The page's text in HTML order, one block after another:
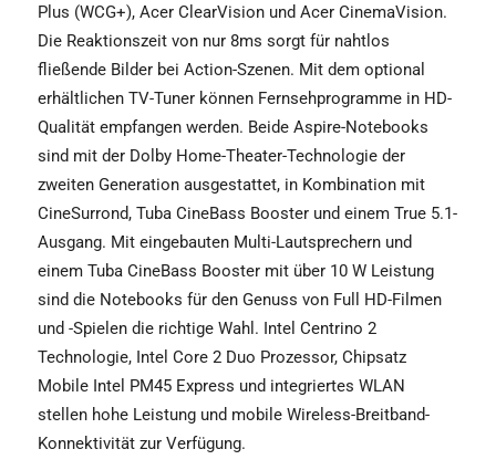
Plus (WCG+), Acer ClearVision und Acer CinemaVision.
Die Reaktionszeit von nur 8ms sorgt für nahtlos
fließende Bilder bei Action-Szenen. Mit dem optional
erhältlichen TV-Tuner können Fernsehprogramme in HD-
Qualität empfangen werden. Beide Aspire-Notebooks
sind mit der Dolby Home-Theater-Technologie der
zweiten Generation ausgestattet, in Kombination mit
CineSurrond, Tuba CineBass Booster und einem True 5.1-
Ausgang. Mit eingebauten Multi-Lautsprechern und
einem Tuba CineBass Booster mit über 10 W Leistung
sind die Notebooks für den Genuss von Full HD-Filmen
und -Spielen die richtige Wahl. Intel Centrino 2
Technologie, Intel Core 2 Duo Prozessor, Chipsatz
Mobile Intel PM45 Express und integriertes WLAN
stellen hohe Leistung und mobile Wireless-Breitband-
Konnektivität zur Verfügung.